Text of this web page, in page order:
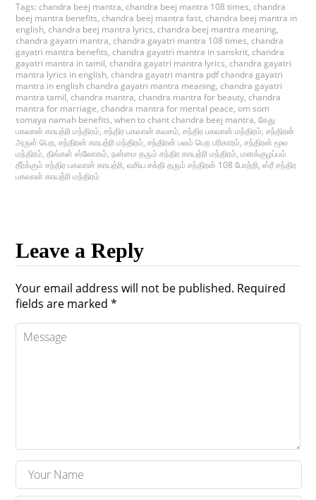
Tags:chandra beej mantra,chandra beej mantra 108 times,chandra
beej mantra benefits,chandra beej mantra fast,chandra beej mantra in
english,chandra beej mantra lyrics,chandra beej mantra meaning,
chandra gayatri mantra,chandra gayatri mantra 108 times,chandra
gayatri mantra benefits,chandra gayatri mantra in sanskrit,chandra
gayatri mantra in tamil,chandra gayatri mantra lyrics,chandra gayatri
mantra lyrics in english,chandra gayatri mantra pdf chandra gayatri
mantra in english chandra gayatri mantra meaning,chandra gayatri
mantra tamil,chandra mantra,chandra mantra for beauty,chandra
mantra for marriage,chandra mantra for mental peace,om som
somaya namah benefits,when to chant chandra beej mantra,கேது
பகவான் காயத்ரி மந்திரம்,சந்திர பகவான் கவசம்,சந்திர பகவான் மந்திரம்,சந்திரன்
அருள் பெற,சந்திரன் காயத்ரி மந்திரம்,சந்திரன் பலம் பெற பரிகாரம்,சந்திரன் மூல
மந்திரம்,திங்கள் ஸ்லோகம்,நன்மை தரும் சந்திர காயத்ரி மந்திரம்,மனக்குழப்பம்
தீர்க்கும் சந்திர பகவான் காயத்ரி,வசிய சக்தி தரும் சந்திரன் 108 போற்றி,ஸ்ரீ சந்திர
பகவான் காயத்ரி மந்திரம்
Leave a Reply
Your email address will not be published. Required
fields are marked*